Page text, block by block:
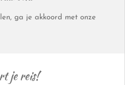
ga je akkoord met onze
je reis!